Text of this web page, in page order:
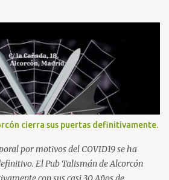
cierra sus puertas definitivamente.
por motivos del COVID19 se ha
El Pub Talismán de Alcorcón